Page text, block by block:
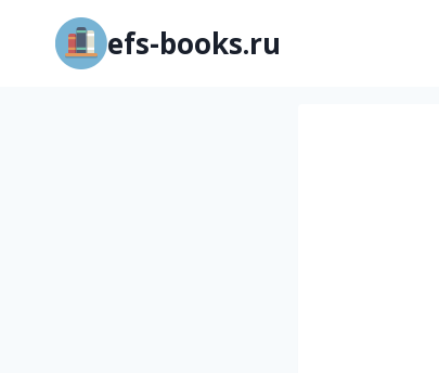
Перейти
содержимому
efs-books.ru